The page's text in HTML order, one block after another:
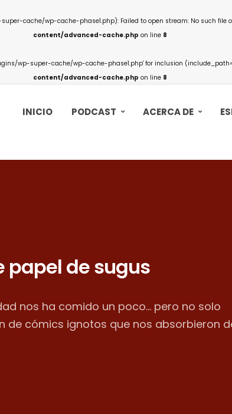
cache/wp-cache-phase1.php): Failed to open stream: No such file
content/advanced-cache.php on line 8
wp-super-cache/wp-cache-phase1.php' for inclusion
content/advanced-cache.php on line 8
INICIO PODCAST ACERCA DE
papel de sugus
nos ha comido un poco... pero no solo
de cómics ignotos que nos absorbieron